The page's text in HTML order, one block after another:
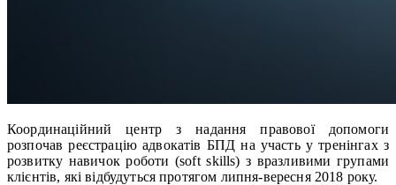
Координаційний центр з надання правової допомоги
розпочав реєстрацію адвокатів БПД на участь у тренінгах з
розвитку навичок роботи (soft skills) з вразливими групами
клієнтів, які відбудуться протягом липня-вересня 2018 року.